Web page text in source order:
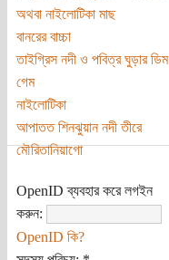
অথবা নাইলোটিকা মাছ
বানরের বাচ্চা
তাইগ্রিস নদী ও পবিত্র ঘুড়ার ডিম
গেম
নাইলোটিকা
আপাতত শিনঝুয়ান নদী তীরে
মৌরিতানিয়াগো
OpenID ব্যবহার করে লগইন
করুন:
OpenID কি?